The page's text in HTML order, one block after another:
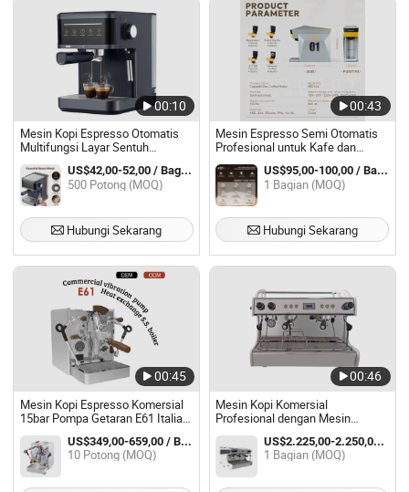
00:10
Mesin Kopi Espresso Otomatis
Multifungsi Layar Sentuh
Komersial Profesional dengan
Penggembun Susu
US$42,00-52,00 / Bagian
500 Potong (MOQ)
Hubungi Sekarang
00:43
Mesin Espresso Semi Otomatis
Profesional untuk Kafe dan
Penggunaan Kedai Kopi
US$95,00-100,00 / Bagian
1 Bagian (MOQ)
Hubungi Sekarang
00:45
Mesin Kopi Espresso Komersial
15bar Pompa Getaran E61 Italia
Klasik Profesional untuk Kafe
US$349,00-659,00 / Bagian
10 Potong (MOQ)
00:46
Mesin Kopi Komersial
Profesional dengan Mesin
Espresso Semi Otomatis Dua
Grup
US$2.225,00-2.250,00 / Bagian
1 Bagian (MOQ)